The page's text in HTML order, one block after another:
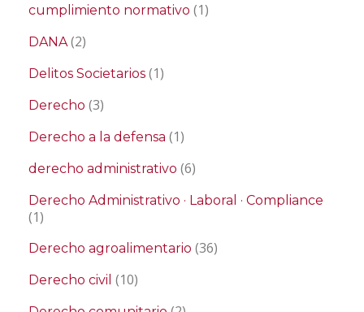
cumplimiento normativo (1)
DANA(2)
Delitos Societarios (1)
Derecho (3)
Derecho a la defensa (1)
derecho administrativo (6)
Derecho Administrativo · Laboral · Compliance
(1)
Derecho agroalimentario (36)
Derecho civil (10)